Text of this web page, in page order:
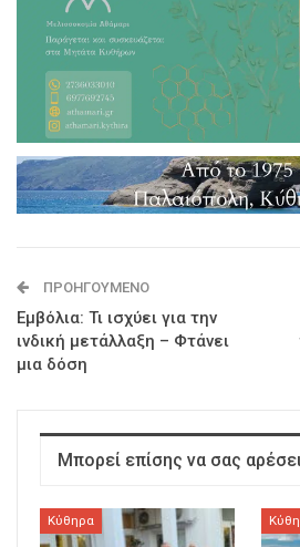
ΠΡΟΗΓΟΎΜΕΝΟ
Εμβόλια: Τι ισχύει για την
ινδική μετάλλαξη – Φτάνει
μια δόση
Μπορεί επίσης να σας
Κύθηρα